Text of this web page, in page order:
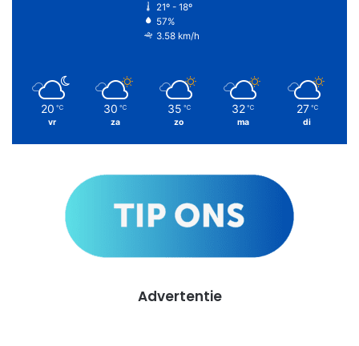
21º - 18º
57%
3.58 km/h
20 ℃
vr
30 ℃
za
35 ℃
zo
32 ℃
ma
27 ℃
di
Advertentie